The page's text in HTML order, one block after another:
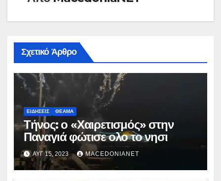
Σχετικό Άρθρο
ΕΙΔΉΣΕΙΣ ΘΈΑΜΑ
Τήνος: ο «Χαιρετισμός» στην
Παναγιά φώτισε ολο το νησι
ΑΥΓ 15, 2023 MACEDONIANET